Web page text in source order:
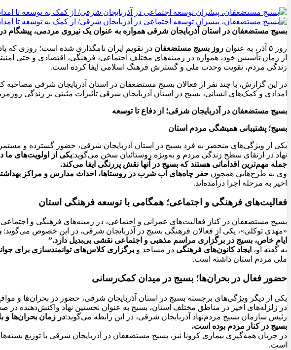
بسیج مستضعفان در استان آذربایجان شرقی همواره به عنوان یک نیروی مردمی، پیشگام
روز ۵ آذر، به عنوان روز بسیج مستضعفان در تقویم ایران نامگذاری شده است؛ روزی که
از زمان تأسیس خود، همواره در زمینه‌های مختلف اجتماعی، فرهنگی، اقتصادی و حتی
زندگی مردم، تقویت وحدت ملی و گسترش فرهنگ اسلامی ایفا کرده است.
در این گزارش، با چند نفر از فعالان بسیج مستضعفان در استان آذربایجان شرقی مصاحبه
امدادی و کمک‌های انسانی، بسیج در استان آذربایجان شرقی تأثیرات مثبتی بر زندگی
بسیج مستضعفان در آذربایجان شرقی؛ از دفاع تا توسعه
بسیج؛ پشتیبانی همیشگی مردم استان
یکی از ویژگی‌های منحصر به فرد بسیج در استان آذربایجان شرقی، حضور گسترده و
نهاد در ارتقای سطح زندگی مردم و به‌ویژه روستائیان سخن می‌گوید:یکی از اولویت‌های ما
جمله مهم‌ترین اقداماتی هستند که بسیج در آنها نقش پررنگی ایفا می‌کند.
وی به طرح‌هایی همچون حفر چاه‌های آب شرب در روستاها، احداث مدارس و مراکز
اخیر به مرحله اجرا درآمده‌اند.
فعالیت‌های فرهنگی و اجتماعی؛ همگامی با توسعه فرهنگی استان
بسیج مستضعفان در کنار فعالیت‌های عمرانی و اجتماعی، در زمینه‌های فرهنگی و
«مهدی توکلی»، یکی از فعالان فرهنگی بسیج در آذربایجان شرقی، در این خصوص می‌گوید:
ایام خاص، بسیج در برگزاری مراسم مذهبی و اجتماعی نقشی بی‌بدیل دارد.”
به گفته او، ایجاد کانون‌های فرهنگی در مساجد و برگزاری کلاس‌های توانمندسازی برای
ملی مردم استان داشته است.
حضور فعال در بحران‌ها؛ بسیج در میدان کمک‌رسانی
یکی از دیگر ویژگی‌های برجسته بسیج در استان آذربایجان شرقی، حضور در بحران‌ها و
در زلزله‌های اخیر در مناطق مختلف استان، بسیج به عنوان نخستین نهاد واکنش‌دهنده
رئیس سازمان بسیج مردم‌نهاد آذربایجان شرقی، در این رابطه می‌گوید:در زمان بحران‌ها و
بسیج در کنار مردم بوده است.
در جریان همه‌گیری بیماری کرونا نیز، بسیج مستضعفان در آذربایجان شرقی با توزیع
است.